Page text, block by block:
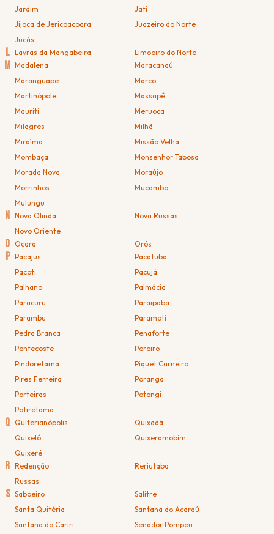
Jardim
Jati
Jijoca de Jericoacoara
Juazeiro do Norte
Jucás
L Lavras da Mangabeira Limoeiro do Norte
M Madalena
Maracanaú
Maranguape
Marco
Martinópole
Massapê
Mauriti
Meruoca
Milagres
Milhã
Miraíma
Missão Velha
Mombaça
Monsenhor Tabosa
Morada Nova
Moraújo
Morrinhos
Mucambo
Mulungu
N Nova Olinda
Nova Russas
Novo Oriente
O Ocara Orós
P Pacajus
Pacatuba
Pacoti
Pacujá
Palhano
Palmácia
Paracuru
Paraipaba
Parambu
Paramoti
Pedra Branca
Penaforte
Pentecoste
Pereiro
Pindoretama
Piquet Carneiro
Pires Ferreira
Poranga
Porteiras
Potengi
Potiretama
Q Quiterianópolis
Quixadá
Quixelô
Quixeramobim
Quixeré
R Redenção
Reriutaba
Russas
S Saboeiro
Salitre
Santa Quitéria
Santana do Acaraú
Santana do Cariri
Senador Pompeu